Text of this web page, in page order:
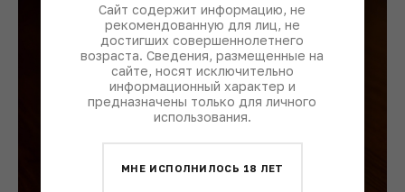
Сайт содержит информацию, не
рекомендованную для лиц, не
достигших совершеннолетнего
возраста. Сведения, размещенные на
сайте, носят исключительно
информационный характер и
предназначены только для личного
использования.
МНЕ ИСПОЛНИЛОСЬ 18 ЛЕТ